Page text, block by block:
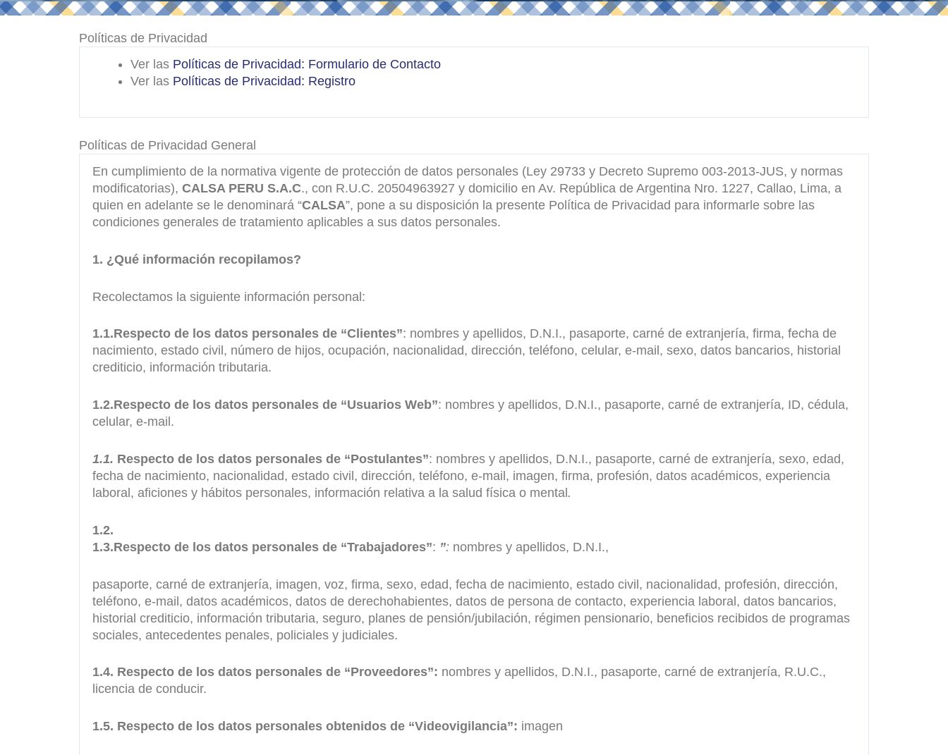
Políticas de Privacidad
Ver las Políticas de Privacidad: Formulario de Contacto
Ver las Políticas de Privacidad: Registro
Políticas de Privacidad General
En cumplimiento de la normativa vigente de protección de datos personales (Ley 29733 y Decreto Supremo 003-2013-JUS, y normas
modificatorias), CALSA PERU S.A.C., con R.U.C. 20504963927 y domicilio en Av. República de Argentina Nro. 1227, Callao, Lima, a
quien en adelante se le denominará “CALSA”, pone a su disposición la presente Política de Privacidad para informarle sobre las
condiciones generales de tratamiento aplicables a sus datos personales.
1. ¿Qué información recopilamos?
Recolectamos la siguiente información personal:
1.1.Respecto de los datos personales de “Clientes”: nombres y apellidos, D.N.I., pasaporte, carné de extranjería, firma, fecha de
nacimiento, estado civil, número de hijos, ocupación, nacionalidad, dirección, teléfono, celular, e-mail, sexo, datos bancarios, historial
crediticio, información tributaria.
1.2.Respecto de los datos personales de “Usuarios Web”: nombres y apellidos, D.N.I., pasaporte, carné de extranjería, ID, cédula,
celular, e-mail.
1.1. Respecto de los datos personales de “Postulantes”: nombres y apellidos, D.N.I., pasaporte, carné de extranjería, sexo, edad,
fecha de nacimiento, nacionalidad, estado civil, dirección, teléfono, e-mail, imagen, firma, profesión, datos académicos, experiencia
laboral, aficiones y hábitos personales, información relativa a la salud física o mental.
1.2.
1.3.Respecto de los datos personales de “Trabajadores”: ”: nombres y apellidos, D.N.I.,
pasaporte, carné de extranjería, imagen, voz, firma, sexo, edad, fecha de nacimiento, estado civil, nacionalidad, profesión, dirección,
teléfono, e-mail, datos académicos, datos de derechohabientes, datos de persona de contacto, experiencia laboral, datos bancarios,
historial crediticio, información tributaria, seguro, planes de pensión/jubilación, régimen pensionario, beneficios recibidos de programas
sociales, antecedentes penales, policiales y judiciales.
1.4. Respecto de los datos personales de “Proveedores”: nombres y apellidos, D.N.I., pasaporte, carné de extranjería, R.U.C.,
licencia de conducir.
1.5. Respecto de los datos personales obtenidos de “Videovigilancia”: imagen